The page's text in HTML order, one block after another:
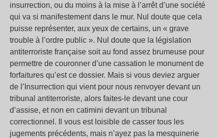
insurrection, ou du moins à la mise à l’arrêt d’une société
qui va si manifestement dans le mur. Nul doute que cela
puisse représenter, aux yeux de certains, un « grave
trouble à l’ordre public ». Nul doute que la législation
antiterroriste française soit au fond assez brumeuse pour
permettre de couronner d’une cassation le monument de
forfaitures qu’est ce dossier. Mais si vous deviez arguer
de l’Insurrection qui vient pour nous renvoyer devant un
tribunal antiterroriste, alors faites-le devant une cour
d’assise, et non en catimini devant un tribunal
correctionnel. Il vous est loisible de casser tous les
jugements précédents, mais n’ayez pas la mesquinerie